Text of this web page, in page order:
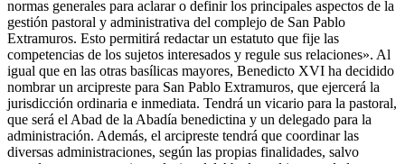
normas generales para aclarar o definir los principales aspectos de la
gestión pastoral y administrativa del complejo de San Pablo
Extramuros. Esto permitirá redactar un estatuto que fije las
competencias de los sujetos interesados y regule sus relaciones». Al
igual que en las otras basílicas mayores, Benedicto XVI ha decidido
nombrar un arcipreste para San Pablo Extramuros, que ejercerá la
jurisdicción ordinaria e inmediata. Tendrá un vicario para la pastoral,
que será el Abad de la Abadía benedictina y un delegado para la
administración. Además, el arcipreste tendrá que coordinar las
diversas administraciones, según las propias finalidades, salvo